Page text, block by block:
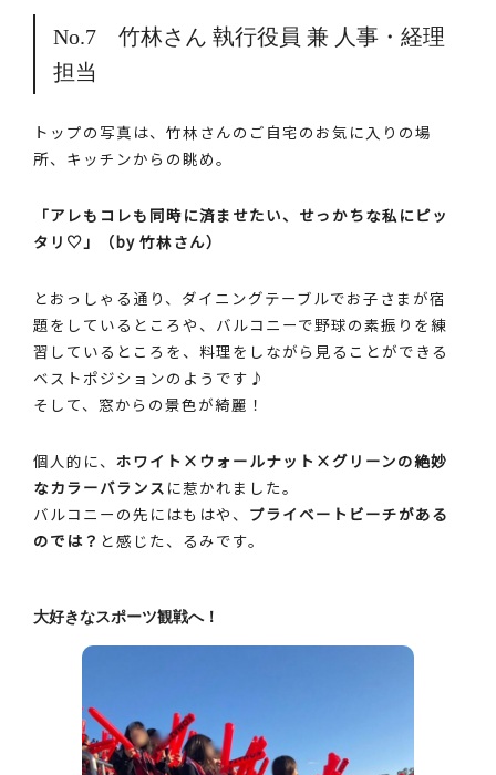
No.7 竹林さん 執行役員 兼 人事・経理
担当
トップの写真は、竹林さんのご自宅のお気に入りの場
所、キッチンからの眺め。
「アレもコレも同時に済ませたい、せっかちな私にピッ
タリ♡」（by 竹林さん）
とおっしゃる通り、ダイニングテーブルでお子さまが宿
題をしているところや、バルコニーで野球の素振りを練
習しているところを、料理をしながら見ることができる
ベストポジションのようです♪
そして、窓からの景色が綺麗！
個人的に、ホワイト×ウォールナット×グリーンの絶妙
なカラーバランス に惹かれました。
バルコニーの先にはもはや、 プライベートビーチがある
のでは？ と感じた、るみです。
大好きなスポーツ観戦へ！